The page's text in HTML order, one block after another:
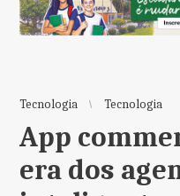
Tecnologia Tecnologia
App
era dos